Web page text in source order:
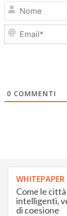
0 COMMENTI
WHITEPAPER
Come le
intelligenti,
di coesione